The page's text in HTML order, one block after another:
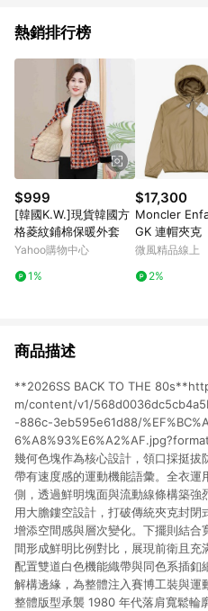
熱銷排行榜
$999
[韓國K.W.]現貨韓國方
格菱紋鋪棉保暖外套
Yahoo購物中心
1%
$17,300
Moncler
GK 連帽夾克
微風精品線上
2%
商品描述
**2026SS BACK TO THE
m/content/v1/
-886c-3eb595e61d88/
幾何色塊作為核心設計，領口採挺拔
帶有速度感的運動機能語彙。全衣運
側，透過鮮明塊面與流動線條構築
用大膽鏤空設計，打破傳統夾克封
增添空間感與層次變化。下擺則結合
間形成鮮明比例對比，展現前衛且充
配置雙道白色機能織帶與同色系插釦
解構邊緣，為整體注入賽博工裝與運
整體版型承襲 1980 年代落肩寬鬆輪